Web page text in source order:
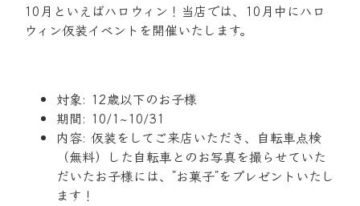
10月といえばハロウィン！当店では、10月中にハロ
ウィン仮装イベントを開催いたします。
対象: 12歳以下のお子様
期間: 10/1~10/31
内容: 仮装をしてご来店いただき、 自転車点検
（無料） した自転車とのお写真を撮らせていた
だいたお子様には、”お菓子”をプレゼントいたし
ます！